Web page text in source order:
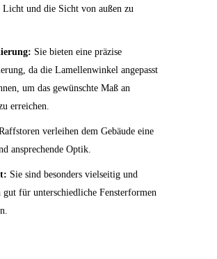
Licht und die Sicht von außen zu
Sie bieten eine präzise
da die Lamellenwinkel angepasst
um das gewünschte Maß an
erreichen.
verleihen dem Gebäude eine
ansprechende Optik.
Sie sind besonders vielseitig und
gut für unterschiedliche Fensterformen